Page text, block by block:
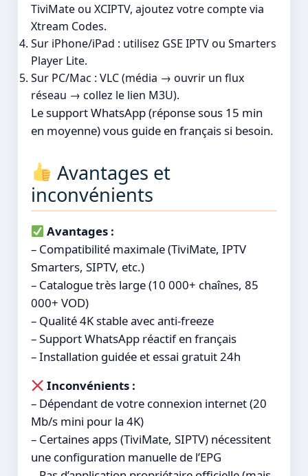
TiviMate ou XCIPTV, ajoutez votre compte via
Xtream Codes.
Sur iPhone/iPad : utilisez GSE IPTV ou Smarters
Player Lite.
Sur PC/Mac : VLC (média → ouvrir un flux
réseau → collez le lien M3U).
Le support WhatsApp (réponse sous 15 min
en moyenne) vous guide en français si besoin.
Avantages et
inconvénients
Avantages :
– Compatibilité maximale (TiviMate, IPTV
Smarters, SIPTV, etc.)
– Catalogue très large (10 000+ chaînes, 85
000+ VOD)
– Qualité 4K stable avec anti-freeze
– Support WhatsApp réactif en français
– Installation guidée et essai gratuit 24h
Inconvénients :
– Dépendant de votre connexion internet (20
Mb/s mini pour la 4K)
– Certaines apps (TiviMate, SIPTV) nécessitent
une configuration manuelle de l’EPG